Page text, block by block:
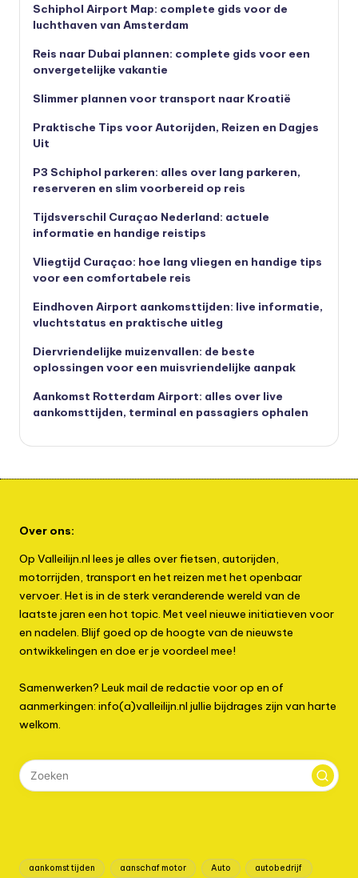
Schiphol Airport Map: complete gids voor de
luchthaven van Amsterdam
Reis naar Dubai plannen: complete gids voor een
onvergetelijke vakantie
Slimmer plannen voor transport naar Kroatië
Praktische Tips voor Autorijden, Reizen en Dagjes
Uit
P3 Schiphol parkeren: alles over lang parkeren,
reserveren en slim voorbereid op reis
Tijdsverschil Curaçao Nederland: actuele
informatie en handige reistips
Vliegtijd Curaçao: hoe lang vliegen en handige tips
voor een comfortabele reis
Eindhoven Airport aankomsttijden: live informatie,
vluchtstatus en praktische uitleg
Diervriendelijke muizenvallen: de beste
oplossingen voor een muisvriendelijke aanpak
Aankomst Rotterdam Airport: alles over live
aankomsttijden, terminal en passagiers ophalen
Over ons:
Op Valleilijn.nl lees je alles over fietsen, autorijden,
motorrijden, transport en het reizen met het openbaar
vervoer. Het is in de sterk veranderende wereld van de
laatste jaren een hot topic. Met veel nieuwe initiatieven voor
en nadelen. Blijf goed op de hoogte van de nieuwste
ontwikkelingen en doe er je voordeel mee!
Samenwerken? Leuk mail de redactie voor op en of
aanmerkingen: info(a)valleilijn.nl jullie bijdrages zijn van harte
welkom.
aankomst tijden aanschaf motor Auto autobedrijf